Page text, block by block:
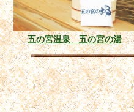
五の宮温泉 五の宮の湯